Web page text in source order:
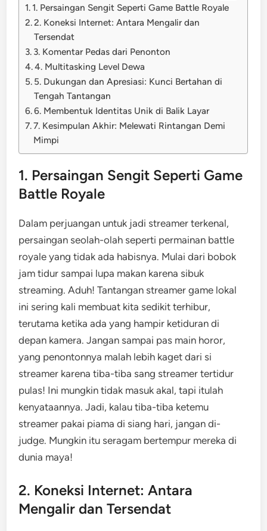
1. Persaingan Sengit Seperti Game Battle Royale
2. Koneksi Internet: Antara Mengalir dan
Tersendat
3. Komentar Pedas dari Penonton
4. Multitasking Level Dewa
5. Dukungan dan Apresiasi: Kunci Bertahan di
Tengah Tantangan
6. Membentuk Identitas Unik di Balik Layar
7. Kesimpulan Akhir: Melewati Rintangan Demi
Mimpi
1. Persaingan Sengit Seperti Game
Battle Royale
Dalam perjuangan untuk jadi streamer terkenal,
persaingan seolah-olah seperti permainan battle
royale yang tidak ada habisnya. Mulai dari bobok
jam tidur sampai lupa makan karena sibuk
streaming. Aduh! Tantangan streamer game lokal
ini sering kali membuat kita sedikit terhibur,
terutama ketika ada yang hampir ketiduran di
depan kamera. Jangan sampai pas main horor,
yang penontonnya malah lebih kaget dari si
streamer karena tiba-tiba sang streamer tertidur
pulas! Ini mungkin tidak masuk akal, tapi itulah
kenyataannya. Jadi, kalau tiba-tiba ketemu
streamer pakai piama di siang hari, jangan di-
judge. Mungkin itu seragam bertempur mereka di
dunia maya!
2. Koneksi Internet: Antara
Mengalir dan Tersendat